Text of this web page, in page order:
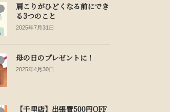
肩こりがひどくなる前にでき
る3つのこと
2025年7月31日
母の日のプレゼントに！
2025年4月30日
【千里店】出張費500円OFF